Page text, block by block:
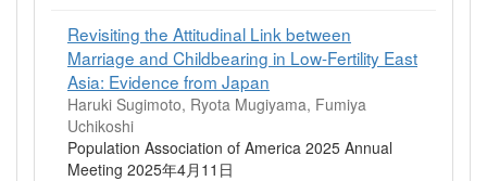
Revisiting the Attitudinal Link between
Marriage and Childbearing in Low-Fertility East
Asia: Evidence from Japan
Haruki Sugimoto, Ryota Mugiyama, Fumiya
Uchikoshi
Population Association of America 2025 Annual
Meeting 2025年4月11日